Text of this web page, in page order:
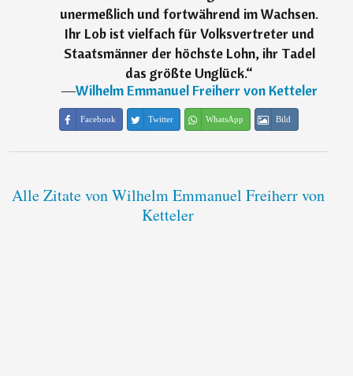
unermeßlich und fortwährend im Wachsen.
Ihr Lob ist vielfach für Volksvertreter und
Staatsmänner der höchste Lohn, ihr Tadel
das größte Unglück.“
―Wilhelm Emmanuel Freiherr von Ketteler
Facebook Twitter WhatsApp Bild
Alle Zitate von Wilhelm Emmanuel Freiherr von
Ketteler